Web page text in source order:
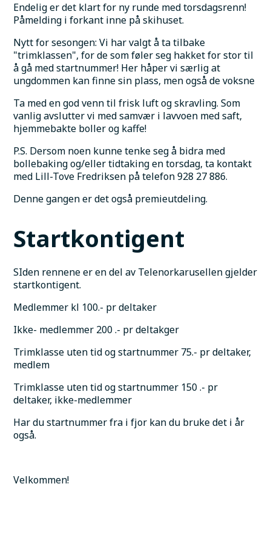
Endelig er det klart for ny runde med torsdagsrenn!
Påmelding i forkant inne på skihuset.
Nytt for sesongen: Vi har valgt å ta tilbake
"trimklassen", for de som føler seg hakket for stor til
å gå med startnummer! Her håper vi særlig at
ungdommen kan finne sin plass, men også de voksne
Ta med en god venn til frisk luft og skravling. Som
vanlig avslutter vi med samvær i lavvoen med saft,
hjemmebakte boller og kaffe!
P.S. Dersom noen kunne tenke seg å bidra med
bollebaking og/eller tidtaking en torsdag, ta kontakt
med Lill-Tove Fredriksen på telefon 928 27 886.
Denne gangen er det også premieutdeling.
Startkontigent
SIden rennene er en del av Telenorkarusellen gjelder
startkontigent.
Medlemmer kl 100.- pr deltaker
Ikke- medlemmer 200 .- pr deltakger
Trimklasse uten tid og startnummer 75.- pr deltaker,
medlem
Trimklasse uten tid og startnummer 150 .- pr
deltaker, ikke-medlemmer
Har du startnummer fra i fjor kan du bruke det i år
også.
Velkommen!